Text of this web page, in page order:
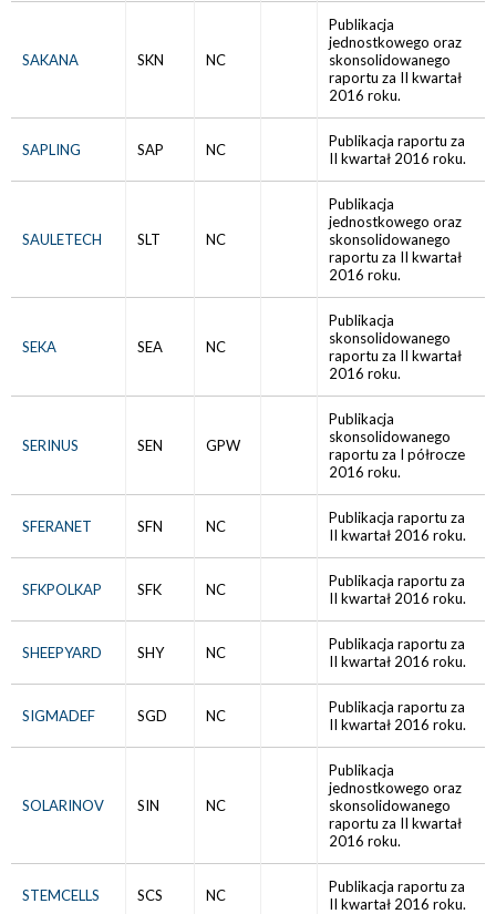
SAKANA SKN NC
Publikacja
jednostkowego oraz
skonsolidowanego
raportu za II kwartał
2016 roku.
SAPLING SAP NC
Publikacja raportu za
II kwartał 2016 roku.
SAULETECH SLT NC
Publikacja
jednostkowego oraz
skonsolidowanego
raportu za II kwartał
2016 roku.
SEKA SEA NC
Publikacja
skonsolidowanego
raportu za II kwartał
2016 roku.
SERINUS SEN GPW
Publikacja
skonsolidowanego
raportu za I półrocze
2016 roku.
SFERANET SFN NC
Publikacja raportu za
II kwartał 2016 roku.
SFKPOLKAP SFK NC
Publikacja raportu za
II kwartał 2016 roku.
SHEEPYARD SHY NC
Publikacja raportu za
II kwartał 2016 roku.
SIGMADEF SGD NC
Publikacja raportu za
II kwartał 2016 roku.
SOLARINOV SIN NC
Publikacja
jednostkowego oraz
skonsolidowanego
raportu za II kwartał
2016 roku.
STEMCELLS SCS NC
Publikacja raportu za
II kwartał 2016 roku.